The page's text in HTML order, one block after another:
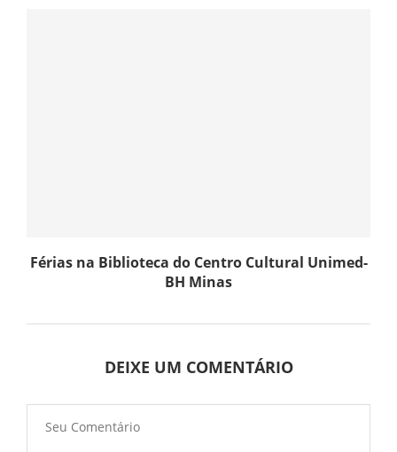
Férias na Biblioteca do Centro Cultural Unimed-
BH Minas
DEIXE UM COMENTÁRIO